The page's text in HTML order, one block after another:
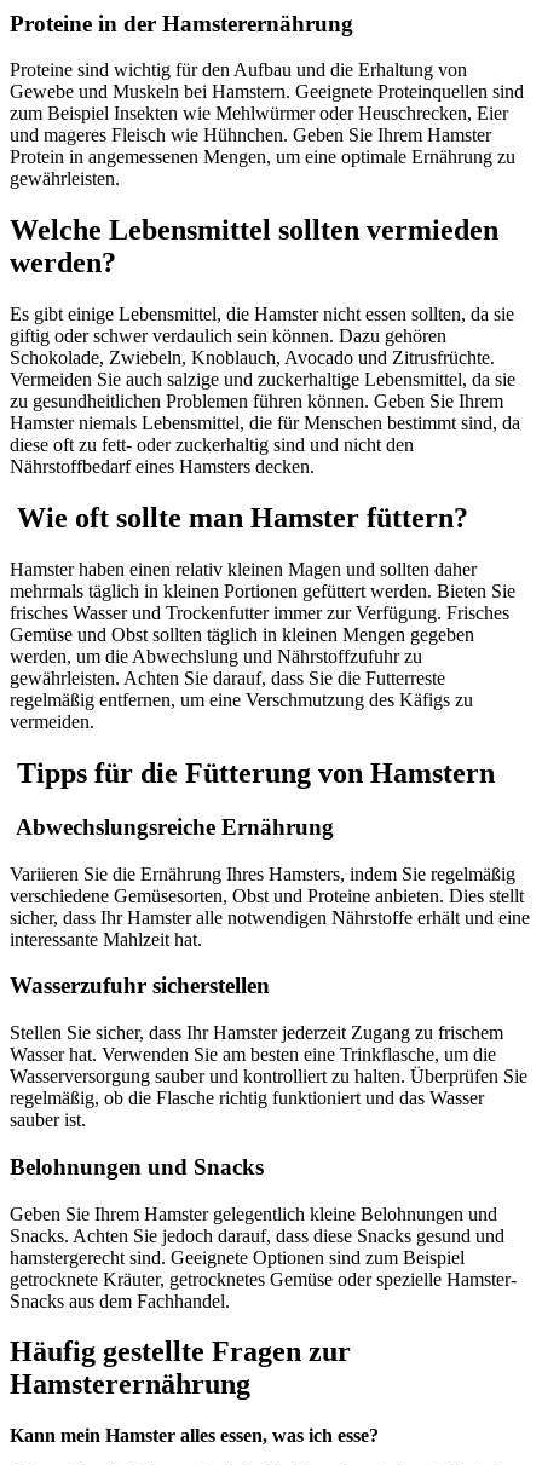
Proteine in der Hamsterernährung
Proteine sind wichtig für den Aufbau und die Erhaltung von
Gewebe und Muskeln bei Hamstern. Geeignete Proteinquellen sind
zum Beispiel Insekten wie Mehlwürmer oder Heuschrecken, Eier
und mageres Fleisch wie Hühnchen. Geben Sie Ihrem Hamster
Protein in angemessenen Mengen, um eine optimale Ernährung zu
gewährleisten.
Welche Lebensmittel sollten vermieden
werden?
Es gibt einige Lebensmittel, die Hamster nicht essen sollten, da sie
giftig oder schwer verdaulich sein können. Dazu gehören
Schokolade, Zwiebeln, Knoblauch, Avocado und Zitrusfrüchte.
Vermeiden Sie auch salzige und zuckerhaltige Lebensmittel, da sie
zu gesundheitlichen Problemen führen können. Geben Sie Ihrem
Hamster niemals Lebensmittel, die für Menschen bestimmt sind, da
diese oft zu fett- oder zuckerhaltig sind und nicht den
Nährstoffbedarf eines Hamsters decken.
Wie oft sollte man Hamster füttern?
Hamster haben einen relativ kleinen Magen und sollten daher
mehrmals täglich in kleinen Portionen gefüttert werden. Bieten Sie
frisches Wasser und Trockenfutter immer zur Verfügung. Frisches
Gemüse und Obst sollten täglich in kleinen Mengen gegeben
werden, um die Abwechslung und Nährstoffzufuhr zu
gewährleisten. Achten Sie darauf, dass Sie die Futterreste
regelmäßig entfernen, um eine Verschmutzung des Käfigs zu
vermeiden.
Tipps für die Fütterung von Hamstern
Abwechslungsreiche Ernährung
Variieren Sie die Ernährung Ihres Hamsters, indem Sie regelmäßig
verschiedene Gemüsesorten, Obst und Proteine anbieten. Dies stellt
sicher, dass Ihr Hamster alle notwendigen Nährstoffe erhält und eine
interessante Mahlzeit hat.
Wasserzufuhr sicherstellen
Stellen Sie sicher, dass Ihr Hamster jederzeit Zugang zu frischem
Wasser hat. Verwenden Sie am besten eine Trinkflasche, um die
Wasserversorgung sauber und kontrolliert zu halten. Überprüfen Sie
regelmäßig, ob die Flasche richtig funktioniert und das Wasser
sauber ist.
Belohnungen und Snacks
Geben Sie Ihrem Hamster gelegentlich kleine Belohnungen und
Snacks. Achten Sie jedoch darauf, dass diese Snacks gesund und
hamstergerecht sind. Geeignete Optionen sind zum Beispiel
getrocknete Kräuter, getrocknetes Gemüse oder spezielle Hamster-
Snacks aus dem Fachhandel.
Häufig gestellte Fragen zur
Hamsterernährung
Kann mein Hamster alles essen, was ich esse?